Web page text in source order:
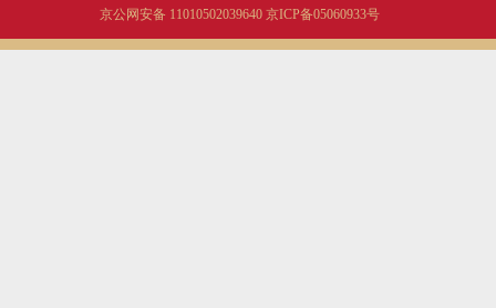
京公网安备 11010502039640 京ICP备05060933号